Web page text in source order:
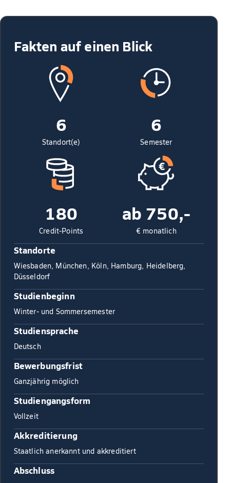
Fakten auf einen Blick
6
Standort(e)
6
Semester
180
Credit-Points
ab 750,-
€ monatlich
Standorte
Wiesbaden, München, Köln, Hamburg, Heidelberg,
Düsseldorf
Studienbeginn
Winter- und Sommersemester
Studiensprache
Deutsch
Bewerbungsfrist
Ganzjährig möglich
Studiengangsform
Vollzeit
Akkreditierung
Staatlich anerkannt und akkreditiert
Abschluss